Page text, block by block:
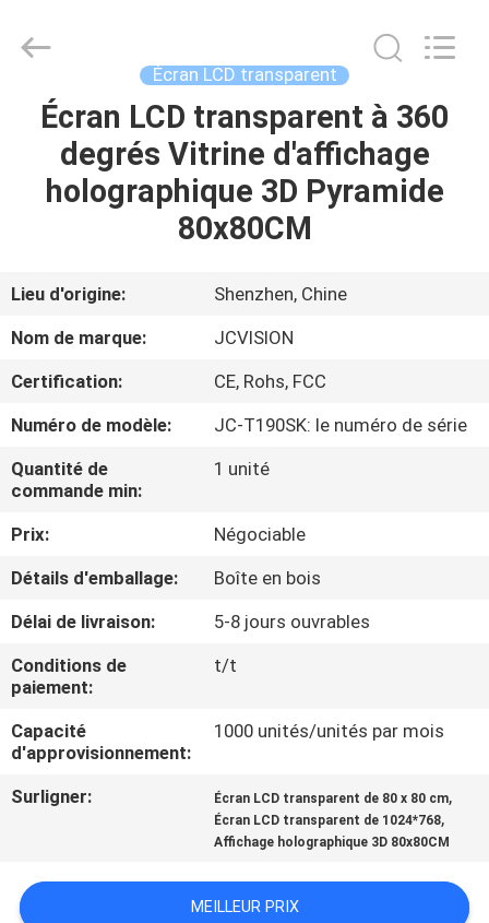
MAISON
À
PROPOS
NOUS
DE
L'USINE
CONTRÔLE
DE
LA
QUALITÉ
CONTACTER
Interactive
Technology
Reserved.
Écran LCD transparent
Écran LCD transparent à 360
degrés Vitrine d'affichage
holographique 3D Pyramide
80x80CM
Lieu d'origine:
Shenzhen, Chine
Nom de marque:
JCVISION
Certification:
CE, Rohs, FCC
Numéro de modèle:
JC-T190SK: le numéro de série
Quantité de
commande min:
1 unité
Prix:
Négociable
Détails d'emballage:
Boîte en bois
Délai de livraison:
5-8 jours ouvrables
Conditions de
paiement:
t/t
Capacité
d'approvisionnement:
1000 unités/unités par mois
Surligner: Écran LCD transparent de 80 x 80 cm,
Écran LCD transparent de 1024*768,
Affichage holographique 3D 80x80CM
MEILLEUR PRIX